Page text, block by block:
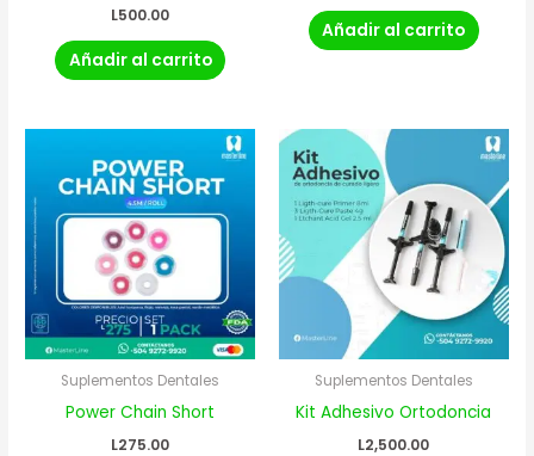
L500.00
Añadir al carrito
Añadir al carrito
Suplementos Dentales
Power Chain Short
L275.00
Suplementos Dentales
Kit Adhesivo Ortodoncia
L2,500.00